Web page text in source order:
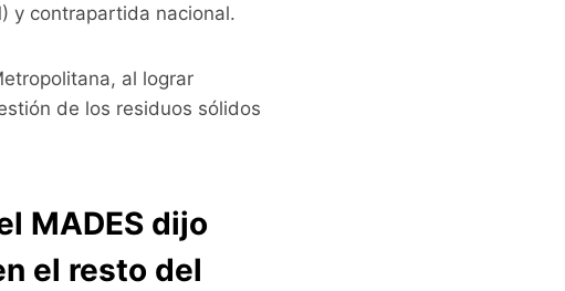
y contrapartida nacional.
al lograr
de los residuos sólidos
MADES dijo
el resto del